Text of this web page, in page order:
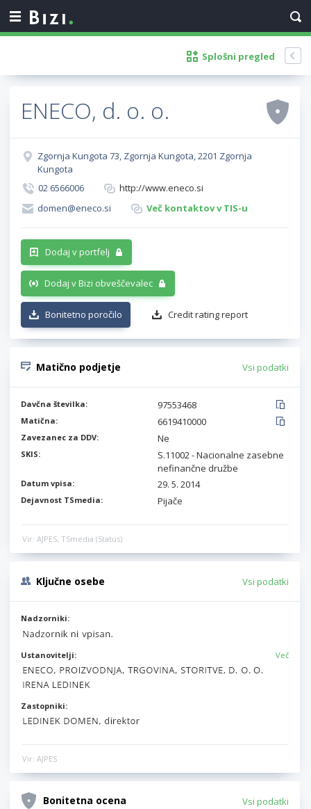
Splošni pregled
ENECO, d. o. o.
Zgornja Kungota 73, Zgornja Kungota, 2201 Zgornja
Kungota
02 6566006
http://www.eneco.si
domen@eneco.si
Več kontaktov v TIS-u
Dodaj v portfelj
Dodaj v Bizi obveščevalec
Bonitetno poročilo Credit rating report
Matično podjetje Vsi podatki
Davčna številka: 97553468
Matična: 6619410000
Zavezanec za DDV: Ne
SKIS:
S.11002 - Nacionalne zasebne
nefinančne družbe
Datum vpisa: 29. 5. 2014
Dejavnost TSmedia: Pijače
Vir: AJPES, TSmedia (Status)
Ključne osebe Vsi podatki
Nadzorniki:
Ustanovitelji: Več
Zastopniki:
Vir: AJPES
Bonitetna ocena Vsi podatki